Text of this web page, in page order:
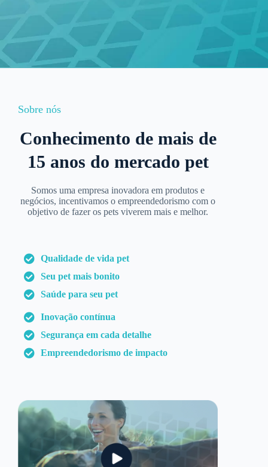
Sobre nós
Conhecimento de mais de
15 anos do mercado pet
Somos uma empresa inovadora em produtos e
negócios, incentivamos o empreendedorismo com o
objetivo de fazer os pets viverem mais e melhor.
Qualidade de vida pet
Seu pet mais bonito
Saúde para seu pet
Inovação contínua
Segurança em cada detalhe
Empreendedorismo de impacto